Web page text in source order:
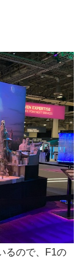
るので、F1の